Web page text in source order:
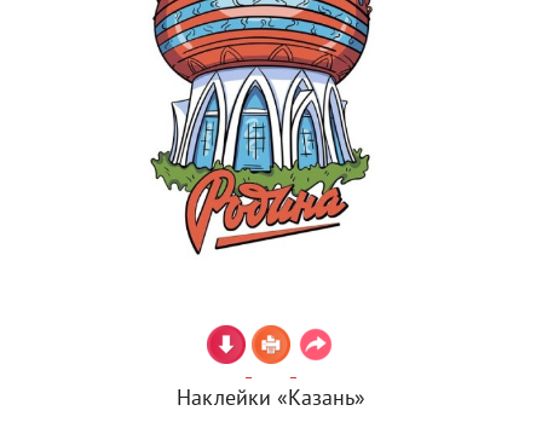
Наклейки «Казань»